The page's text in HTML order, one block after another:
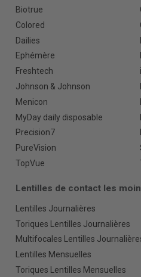
Biotrue
Colored
Dailies
Ephémère
Freshtech
Johnson & Johnson
Menicon
MyDay daily disposable
Precision7
PureVision
TopVue
Lentilles de contact les
Lentilles Journalières
Toriques Lentilles Journalières
Multifocales Lentilles
Lentilles Mensuelles
Toriques Lentilles Mensuelles